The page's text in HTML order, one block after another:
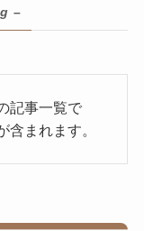
–
記事一覧で
まれます。